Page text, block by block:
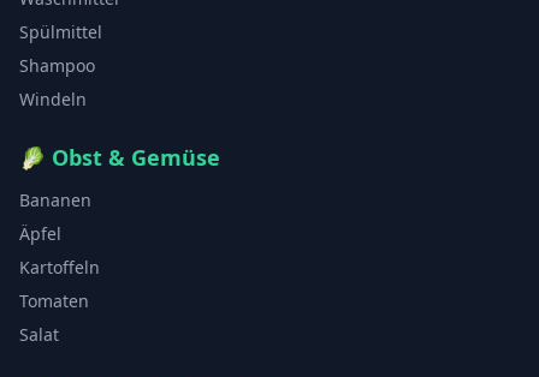
Spülmittel
Shampoo
Windeln
🥬 Obst & Gemüse
Bananen
Äpfel
Kartoffeln
Tomaten
Salat